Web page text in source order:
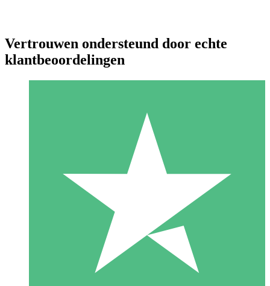
Individuele Creditpakketten
Betaal per gebruik met downloadtegoeden. Geen maandelijkse
1000
Vertrouwen ondersteund door echte
klantbeoordelingen